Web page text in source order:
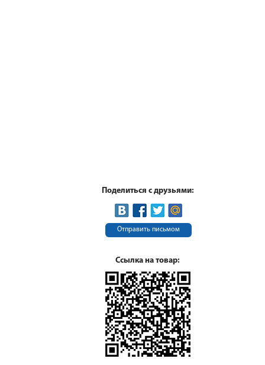
Поделиться с друзьями:
Отправить письмом
Ссылка на товар: